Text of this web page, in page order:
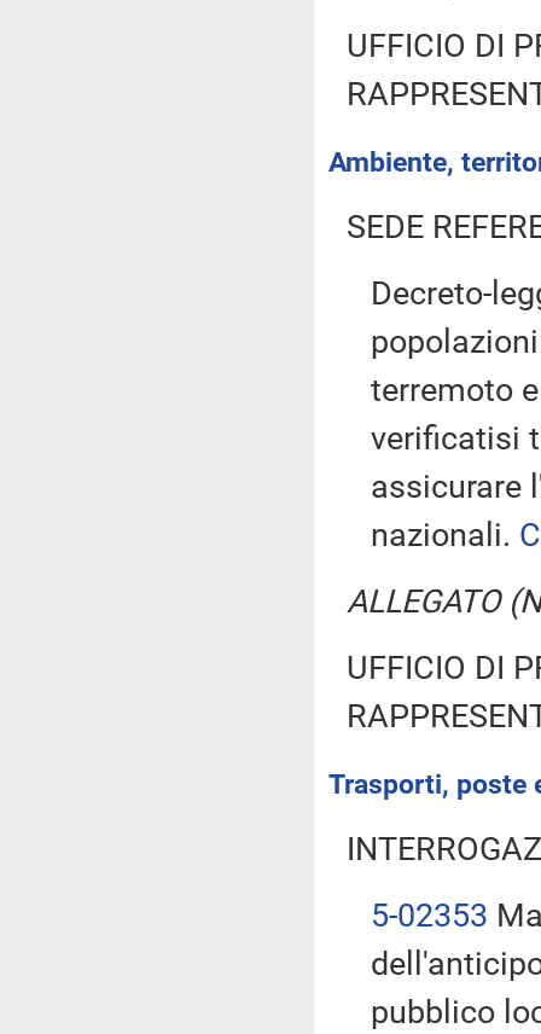
UFFICIO DI
Ambiente,
SEDE
Decreto-
terremoto
verificatisi
assicurare
nazionali.
ALLEGATO
UFFICIO DI
Trasporti, poste
5-02353
pubblico